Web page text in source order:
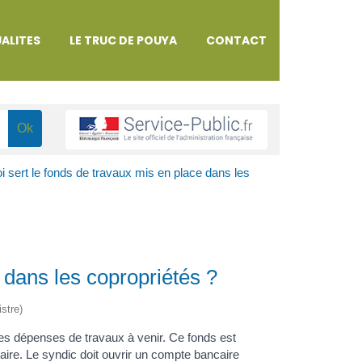
LE TRUC DE POUYA CONTACT
sert le fonds de travaux mis en place dans les
les copropriétés ?
dépenses de travaux à venir. Ce fonds est
Le syndic doit ouvrir un compte bancaire